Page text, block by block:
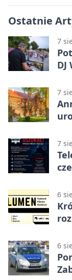
Ostatnie
7
DJ
7
7
6
6